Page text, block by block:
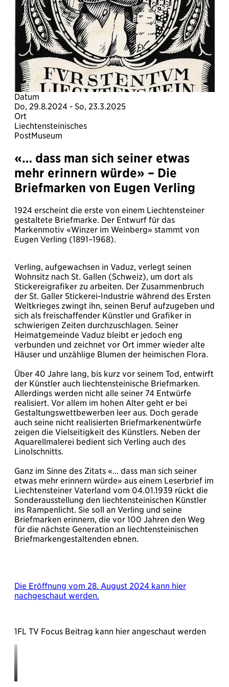
Datum
Do, 29.8.2024 - So, 23.3.2025
Ort
Liechtensteinisches
PostMuseum
«… dass man sich seiner etwas
mehr erinnern würde» – Die
Briefmarken von Eugen Verling
1924 erscheint die erste von einem Liechtensteiner
gestaltete Briefmarke. Der Entwurf für das
Markenmotiv «Winzer im Weinberg» stammt von
Eugen Verling (1891–1968).
Verling, aufgewachsen in Vaduz, verlegt seinen
Wohnsitz nach St. Gallen (Schweiz), um dort als
Stickereigrafiker zu arbeiten. Der Zusammenbruch
der St. Galler Stickerei-Industrie während des Ersten
Weltkrieges zwingt ihn, seinen Beruf aufzugeben und
sich als freischaffender Künstler und Grafiker in
schwierigen Zeiten durchzuschlagen. Seiner
Heimatgemeinde Vaduz bleibt er jedoch eng
verbunden und zeichnet vor Ort immer wieder alte
Häuser und unzählige Blumen der heimischen Flora.
Über 40 Jahre lang, bis kurz vor seinem Tod, entwirft
der Künstler auch liechtensteinische Briefmarken.
Allerdings werden nicht alle seiner 74 Entwürfe
realisiert. Vor allem im hohen Alter geht er bei
Gestaltungswettbewerben leer aus. Doch gerade
auch seine nicht realisierten Briefmarkenentwürfe
zeigen die Vielseitigkeit des Künstlers. Neben der
Aquarellmalerei bedient sich Verling auch des
Linolschnitts.
Ganz im Sinne des Zitats «… dass man sich seiner
etwas mehr erinnern würde» aus einem Leserbrief im
Liechtensteiner Vaterland vom 04.01.1939 rückt die
Sonderausstellung den liechtensteinischen Künstler
ins Rampenlicht. Sie soll an Verling und seine
Briefmarken erinnern, die vor 100 Jahren den Weg
für die nächste Generation an liechtensteinischen
Briefmarkengestaltenden ebnen.
Die Eröffnung vom 28. August 2024 kann hier
nachgeschaut werden.
1FL TV Focus Beitrag kann hier angeschaut werden